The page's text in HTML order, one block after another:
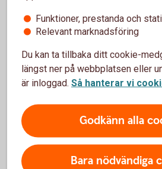
Produktfakta och
Villkor Gravidförsäkring
Funktioner, prestanda och
Relevant marknadsföring
Du kan ta tillbaka ditt cookie-
längst ner på webbplatsen eller
är inloggad. Så hanterar vi
Godkänn alla
Bara nödvändiga